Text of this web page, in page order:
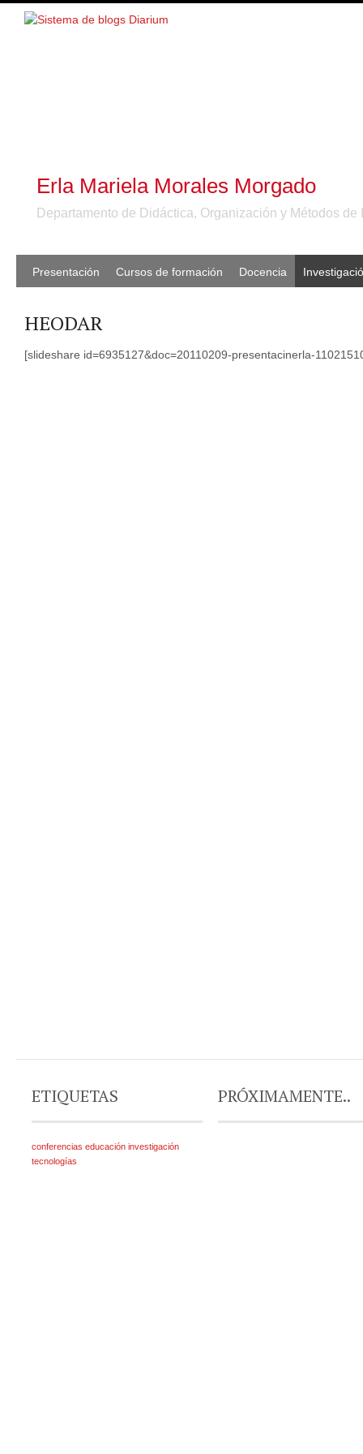
Erla Mariela Morales Morgado
Departamento de Didáctica, Organización y Métodos de
Presentación Cursos de formación Docencia
HEODAR
[slideshare id=6935127&doc=20110209-presentacinerla-
ETIQUETAS
conferencias educación investigación
tecnologías
PRÓXIMAMENTE..